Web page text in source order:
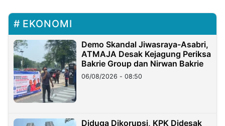
EKONOMI
Demo Skandal Jiwasraya-Asabri,
ATMAJA Desak Kejagung Periksa
Bakrie Group dan Nirwan Bakrie
06/08/2026 - 08:50
Diduga Dikorupsi, KPK Didesak